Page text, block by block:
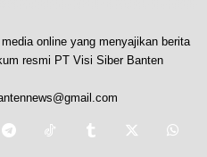
online yang menyajikan berita
resmi PT Visi Siber Banten